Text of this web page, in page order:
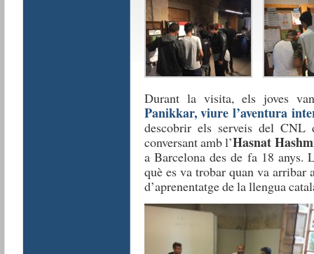
Durant la visita, els joves
Panikkar, viure l’aventura
descobrir els serveis del
conversant amb l’Hasnat
a Barcelona des de fa 18 anys.
què es va trobar quan va arribar
d’aprenentatge de la llengua